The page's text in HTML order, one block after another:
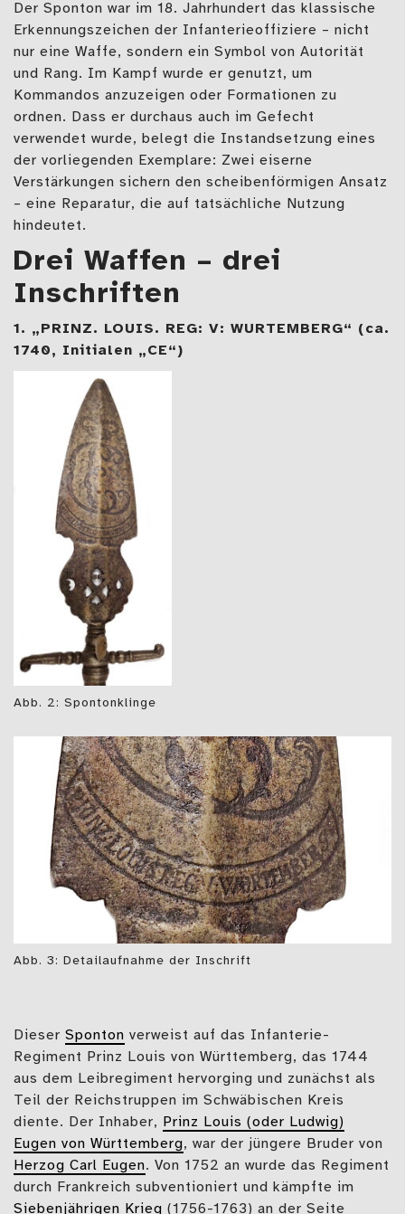
Der Sponton war im 18. Jahrhundert das klassische
Erkennungszeichen der Infanterieoffiziere – nicht
nur eine Waffe, sondern ein Symbol von Autorität
und Rang. Im Kampf wurde er genutzt, um
Kommandos anzuzeigen oder Formationen zu
ordnen. Dass er durchaus auch im Gefecht
verwendet wurde, belegt die Instandsetzung eines
der vorliegenden Exemplare: Zwei eiserne
Verstärkungen sichern den scheibenförmigen Ansatz
– eine Reparatur, die auf tatsächliche Nutzung
hindeutet.
Drei Waffen – drei
Inschriften
1. „PRINZ. LOUIS. REG: V: WURTEMBERG“ (ca.
1740, Initialen „CE“)
Abb. 2: Spontonklinge
Abb. 3: Detailaufnahme der Inschrift
Dieser Sponton verweist auf das Infanterie-
Regiment Prinz Louis von Württemberg, das 1744
aus dem Leibregiment hervorging und zunächst als
Teil der Reichstruppen im Schwäbischen Kreis
diente. Der Inhaber, Prinz Louis (oder Ludwig)
Eugen von Württemberg, war der jüngere Bruder von
Herzog Carl Eugen. Von 1752 an wurde das Regiment
durch Frankreich subventioniert und kämpfte im
Siebenjährigen Krieg (1756-1763) an der Seite